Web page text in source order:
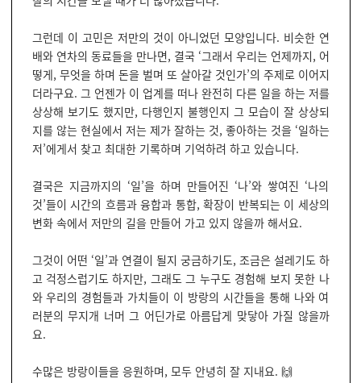
그런데 이 고민은 저만의 것이 아니었던 모양입니다. 비슷한 연
배와 연차의 동료들을 만나면, 결국 ‘그래서 우리는 언제까지, 어
떻게, 무엇을 하며 돈을 벌며 또 살아갈 것인가’의 주제로 이어지
더라구요. 그 언젠가 이 업계를 떠나 완전히 다른 일을 하는 저를
상상해 보기도 했지만, 다행인지 불행인지 그 모습이 잘 상상되
지를 않는 현실에서 저는 제가 잘하는 것, 좋아하는 것을 ‘일하는
저’에게서 찾고 최대한 기록하며 기억하려 하고 있습니다.
결국은 지금까지의 ‘일’을 하며 만들어진 ‘나’와 쌓여진 ‘나의
것’들이 시간의 흐름과 융합과 통합, 확장이 반복되는 이 세상의
변화 속에서 저만의 길을 만들어 가고 있지 않을까 해서요.
그것이 어떤 ‘일’과 연결이 될지 궁금하기도, 조금은 설레기도 하
고 걱정스럽기도 하지만, 그래도 그 누구도 경험해 보지 못한 나
와 우리의 경험들과 가치들이 이 방랑의 시간들을 통해 나와 여
러분의 무지개 너머 그 어딘가로 아름답게 맞닿아 가질 않을까
요.
수많은 방랑이들을 응원하며, 모두 안녕히 잘 지내요. 🙌